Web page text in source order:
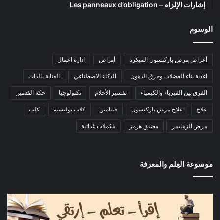
إشارات الإلزام – Les panneaux d’obligation
الوسوم
أعراض مرض باركنسون المبكرة أمراض ادارة اعمال
اغذية بناء العضلات وحرق الدهون الذكاء الاصطناعي العناية بالذات
الفرق بين الفيزياء والكيمياء تفسير الأحلام تكنولوجيا حكة القدمين
علاج علاج مرض باركنسون فيتامين كلاب بوليسية كلب
مرض الزهايمر مضيق هرمز مكملات غذائية
موسوعة العِلم والمعرفة